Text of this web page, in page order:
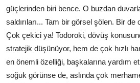
güçlerinden biri bence. O buzdan
saldırıları... Tam bir görsel şölen. Bir de
Çok çekici ya! Todoroki, dövüş
stratejik düşünüyor, hem de çok hızlı
en önemli özelliği, başkalarına yardım
soğuk görünse de, aslında çok